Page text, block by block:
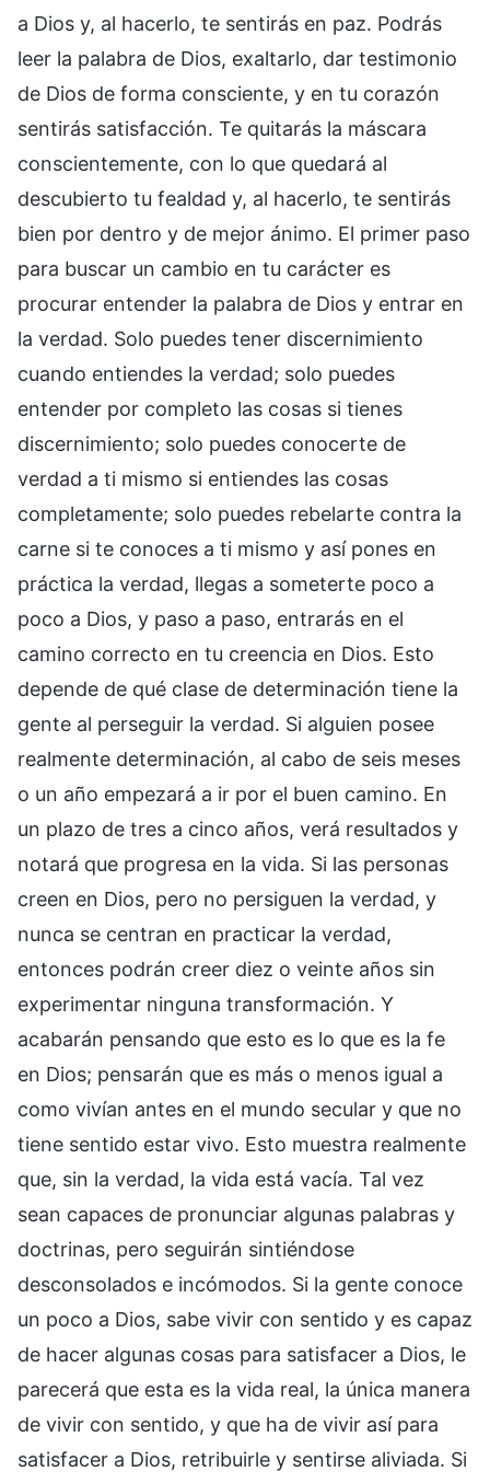
a Dios y, al hacerlo, te sentirás en paz. Podrás
leer la palabra de Dios, exaltarlo, dar testimonio
de Dios de forma consciente, y en tu corazón
sentirás satisfacción. Te quitarás la máscara
conscientemente, con lo que quedará al
descubierto tu fealdad y, al hacerlo, te sentirás
bien por dentro y de mejor ánimo. El primer paso
para buscar un cambio en tu carácter es
procurar entender la palabra de Dios y entrar en
la verdad. Solo puedes tener discernimiento
cuando entiendes la verdad; solo puedes
entender por completo las cosas si tienes
discernimiento; solo puedes conocerte de
verdad a ti mismo si entiendes las cosas
completamente; solo puedes rebelarte contra la
carne si te conoces a ti mismo y así pones en
práctica la verdad, llegas a someterte poco a
poco a Dios, y paso a paso, entrarás en el
camino correcto en tu creencia en Dios. Esto
depende de qué clase de determinación tiene la
gente al perseguir la verdad. Si alguien posee
realmente determinación, al cabo de seis meses
o un año empezará a ir por el buen camino. En
un plazo de tres a cinco años, verá resultados y
notará que progresa en la vida. Si las personas
creen en Dios, pero no persiguen la verdad, y
nunca se centran en practicar la verdad,
entonces podrán creer diez o veinte años sin
experimentar ninguna transformación. Y
acabarán pensando que esto es lo que es la fe
en Dios; pensarán que es más o menos igual a
como vivían antes en el mundo secular y que no
tiene sentido estar vivo. Esto muestra realmente
que, sin la verdad, la vida está vacía. Tal vez
sean capaces de pronunciar algunas palabras y
doctrinas, pero seguirán sintiéndose
desconsolados e incómodos. Si la gente conoce
un poco a Dios, sabe vivir con sentido y es capaz
de hacer algunas cosas para satisfacer a Dios, le
parecerá que esta es la vida real, la única manera
de vivir con sentido, y que ha de vivir así para
satisfacer a Dios, retribuirle y sentirse aliviada. Si